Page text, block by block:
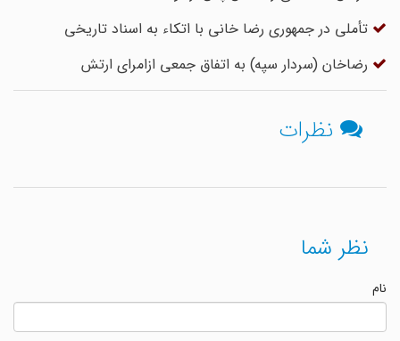
تأملی در جمهوری رضا خانی با اتکاء به اسناد تاریخی
رضاخان (سردار سپه) به اتفاق جمعی ازامرای ارتش
نظرات
نظر شما